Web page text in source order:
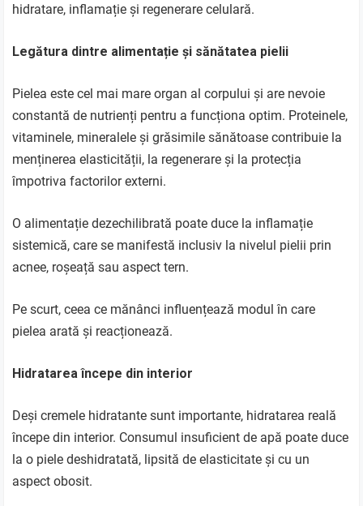
hidratare, inflamație și regenerare celulară.
Legătura dintre alimentație și sănătatea pielii
Pielea este cel mai mare organ al corpului și are nevoie
constantă de nutrienți pentru a funcționa optim. Proteinele,
vitaminele, mineralele și grăsimile sănătoase contribuie la
menținerea elasticității, la regenerare și la protecția
împotriva factorilor externi.
O alimentație dezechilibrată poate duce la inflamație
sistemică, care se manifestă inclusiv la nivelul pielii prin
acnee, roșeață sau aspect tern.
Pe scurt, ceea ce mănânci influențează modul în care
pielea arată și reacționează.
Hidratarea începe din interior
Deși cremele hidratante sunt importante, hidratarea reală
începe din interior. Consumul insuficient de apă poate duce
la o piele deshidratată, lipsită de elasticitate și cu un
aspect obosit.